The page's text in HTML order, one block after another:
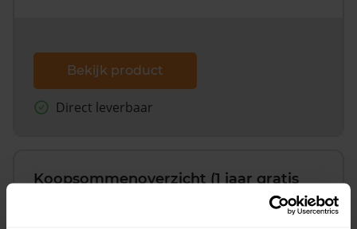
Bekijk product
Direct leverbaar
Koopsommenoverzicht (1 jaar gratis